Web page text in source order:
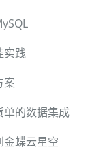
实践
案
单的数据集成
金蝶云星空